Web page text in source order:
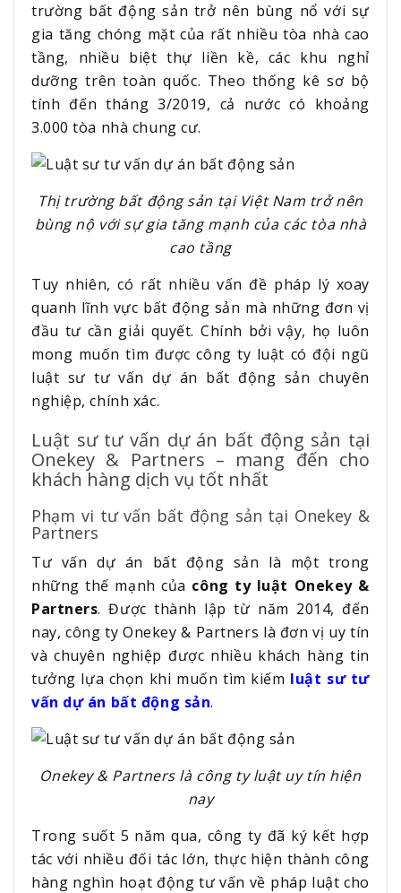
trường bất động sản trở nên bùng nổ với sự
gia tăng chóng mặt của rất nhiều tòa nhà cao
tầng, nhiều biệt thự liền kề, các khu nghỉ
dưỡng trên toàn quốc. Theo thống kê sơ bộ
tính đến tháng 3/2019, cả nước có khoảng
3.000 tòa nhà chung cư.
Thị trường bất động sản tại Việt Nam trở nên
bùng nộ với sự gia tăng mạnh của các tòa nhà
cao tầng
Tuy nhiên, có rất nhiều vấn đề pháp lý xoay
quanh lĩnh vực bất động sản mà những đơn vị
đầu tư cần giải quyết. Chính bởi vậy, họ luôn
mong muốn tìm được công ty luật có đội ngũ
luật sư tư vấn dự án bất động sản chuyên
nghiệp, chính xác.
Luật sư tư vấn dự án bất động sản tại
Onekey & Partners – mang đến cho
khách hàng dịch vụ tốt nhất
Phạm vi tư vấn bất động sản tại Onekey &
Partners
Tư vấn dự án bất động sản là một trong
những thế mạnh của công ty luật Onekey &
Partners. Được thành lập từ năm 2014, đến
nay, công ty Onekey & Partners là đơn vị uy tín
và chuyên nghiệp được nhiều khách hàng tin
tưởng lựa chọn khi muốn tìm kiếm luật sư tư
vấn dự án bất động sản.
Onekey & Partners là công ty luật uy tín hiện
nay
Trong suốt 5 năm qua, công ty đã ký kết hợp
tác với nhiều đối tác lớn, thực hiện thành công
hàng nghìn hoạt động tư vấn về pháp luật cho